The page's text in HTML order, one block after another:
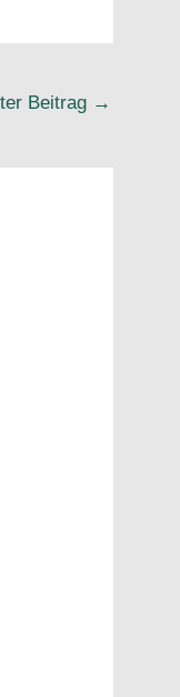
Beitrag →